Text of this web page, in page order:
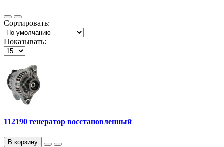
Сортировать:
Показывать:
112190 генератор восстановленный
В корзину